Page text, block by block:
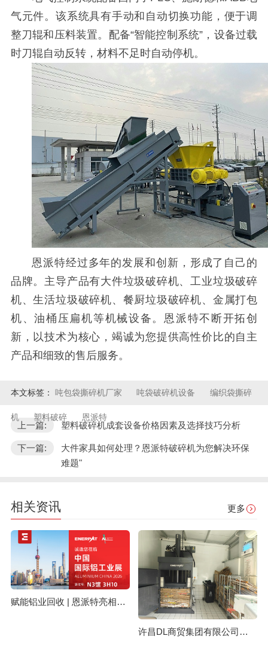
气元件。该系统具有手动和自动切换功能，便于调
整刀辊和压料装置。配备“智能控制系统”，设备过载
时刀辊自动反转，材料不足时自动停机。
恩派特经过多年的发展和创新，形成了自己的
品牌。主导产品有大件垃圾破碎机、工业垃圾破碎
机、生活垃圾破碎机、餐厨垃圾破碎机、金属打包
机、油桶压扁机等机械设备。恩派特不断开拓创
新，以技术为核心，竭诚为您提供高性价比的自主
产品和细致的售后服务。
本文标签： 吨包袋撕碎机厂家 吨袋破碎机设备 编织袋撕碎
机 塑料破碎 恩派特
上一篇: 塑料破碎机成套设备价格因素及选择技巧分析
下一篇:
大件家具如何处理？恩派特破碎机为您解决环保
难题"
相关资讯 更多
赋能铝业回收 | 恩派特亮相上海国际铝工业展
许昌DL商贸集团有限公司与恩派特定制立式废纸打包机案例